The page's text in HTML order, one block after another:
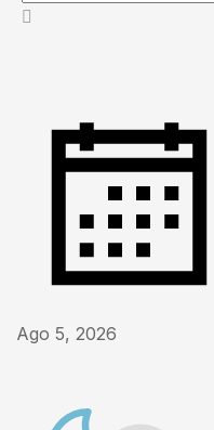
Ago 5, 2026